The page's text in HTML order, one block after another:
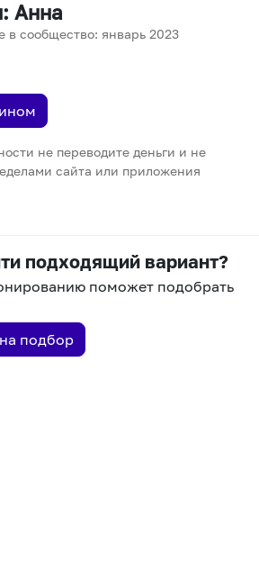
: Анна
в сообщество: январь 2023
не переводите деньги и не
сайта или приложения
подходящий вариант?
поможет подобрать
подбор